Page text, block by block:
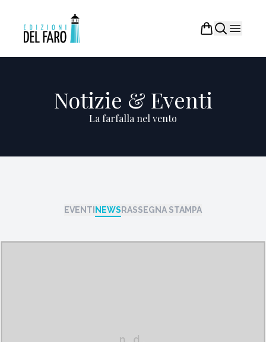
Notizie & Eventi
La farfalla nel vento
EVENTI NEWS RASSEGNA STAMPA